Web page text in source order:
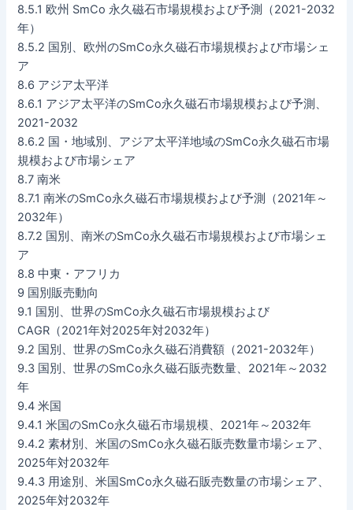
8.5.1 欧州 SmCo 永久磁石市場規模および予測（2021-2032
年）
8.5.2 国別、欧州のSmCo永久磁石市場規模および市場シェ
ア
8.6 アジア太平洋
8.6.1 アジア太平洋のSmCo永久磁石市場規模および予測、
2021-2032
8.6.2 国・地域別、アジア太平洋地域のSmCo永久磁石市場
規模および市場シェア
8.7 南米
8.7.1 南米のSmCo永久磁石市場規模および予測（2021年～
2032年）
8.7.2 国別、南米のSmCo永久磁石市場規模および市場シェ
ア
8.8 中東・アフリカ
9 国別販売動向
9.1 国別、世界のSmCo永久磁石市場規模および
CAGR（2021年対2025年対2032年）
9.2 国別、世界のSmCo永久磁石消費額（2021-2032年）
9.3 国別、世界のSmCo永久磁石販売数量、2021年～2032
年
9.4 米国
9.4.1 米国のSmCo永久磁石市場規模、2021年～2032年
9.4.2 素材別、米国のSmCo永久磁石販売数量市場シェア、
2025年対2032年
9.4.3 用途別、米国SmCo永久磁石販売数量の市場シェア、
2025年対2032年